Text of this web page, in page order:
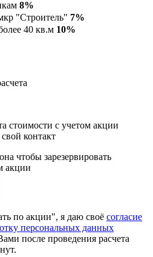
8%
"Строитель" 7%
40 кв.м 10%
стоимости с учетом акции
контакт
чтобы зарезервировать
акции
по акции", я даю своё согласие
персональных данных
после проведения расчета